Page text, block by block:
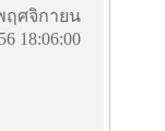
ฤศจิกายน
18:06:00